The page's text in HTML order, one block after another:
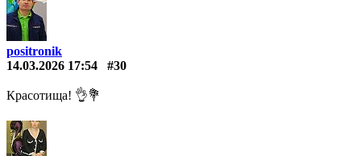
positronik
14.03.2026 17:54
#30
Красотища! 👌💐